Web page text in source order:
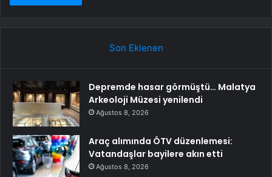
Son Eklenen
Depremde hasar görmüştü… Malatya
Arkeoloji Müzesi yenilendi
Ağustos 8, 2026
Araç alımında ÖTV düzenlemesi:
Vatandaşlar bayilere akın etti
Ağustos 8, 2026